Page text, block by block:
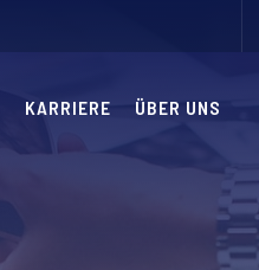
KARRIERE ÜBER UNS